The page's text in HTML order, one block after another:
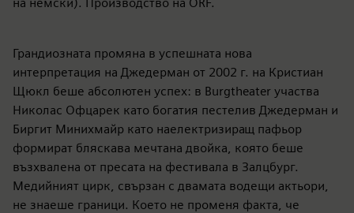
Грандиозната промяна в успешната нова
интерпретация на Джедерман от 2002 г. на Кристиан
Щюкл беше абсолютен успех: в Burgtheater участва
Николас Офцарек като богатия пестелив Джедерман и
Биргит Минихмайр като наелектризиращ пафьор
формират бляскава мечтана двойка, която беше
възхвалена от пресата на фестивала в Залцбург.
Медийният цирк, свързан с двамата водещи актьори,
не знаеше граници. Което не променя факта, че